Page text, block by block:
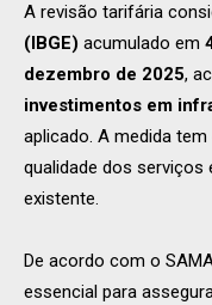
A revisão tarifária
(IBGE) acumulado em
dezembro de 2025,
investimentos em
aplicado. A medida
qualidade dos serviços
existente.
De acordo com o
essencial para